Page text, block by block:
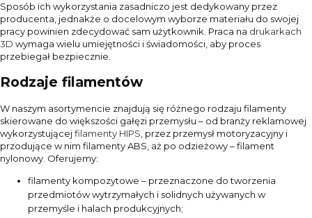
Sposób ich wykorzystania zasadniczo jest dedykowany przez
producenta, jednakże o docelowym wyborze materiału do swojej
pracy powinien zdecydować sam użytkownik. Praca na drukarkach
3D wymaga wielu umiejętności i świadomości, aby proces
przebiegał bezpiecznie.
Rodzaje filamentów
W naszym asortymencie znajdują się różnego rodzaju filamenty
skierowane do większości gałęzi przemysłu – od branży reklamowej
wykorzystującejfilamenty HIPS , przez przemysł motoryzacyjny i
przodujące w nim filamenty ABS, aż po odzieżowy – filament
nylonowy. Oferujemy:
filamenty kompozytowe – przeznaczone do tworzenia
przedmiotów wytrzymałych i solidnych używanych w
przemyśle i halach produkcyjnych;